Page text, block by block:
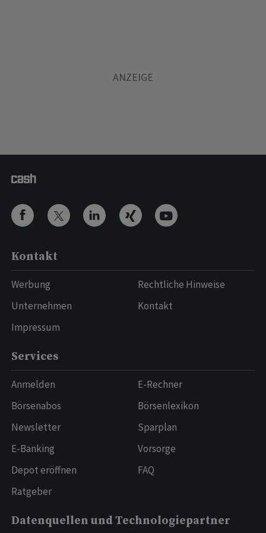
Kontakt
Werbung
Unternehmen
Impressum
Rechtliche Hinweise
Kontakt
Services
Anmelden
Börsenabos
Newsletter
E-Banking
Depot eröffnen
Ratgeber
E-Rechner
Börsenlexikon
Sparplan
Vorsorge
FAQ
Datenquellen und Technologiepartner